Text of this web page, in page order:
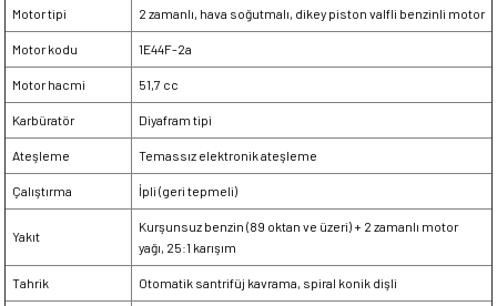
Motor tipi 2 zamanlı, hava soğutmalı, dikey piston valfli benzinli motor
Motor kodu 1E44F-2a
Motor hacmi 51,7 cc
Karbüratör Diyafram tipi
Ateşleme Temassız elektronik ateşleme
Çalıştırma İpli (geri tepmeli)
Yakıt
Kurşunsuz benzin (89 oktan ve üzeri) + 2 zamanlı motor
yağı, 25:1 karışım
Tahrik Otomatik santrifüj kavrama, spiral konik dişli